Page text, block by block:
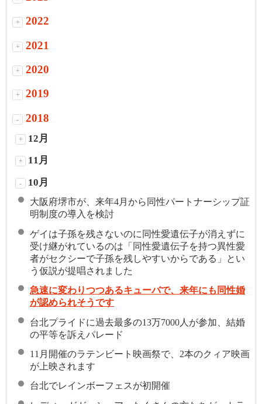
+ 2022
+ 2021
+ 2020
+ 2019
- 2018
+ 12月
+ 11月
- 10月
大阪府堺市が、来年4月から同性パートナーシップ証
明制度の導入を検討
ゲイは子孫を残さないのに同性愛遺伝子が消えずに
受け継がれているのは「同性愛遺伝子を持つ異性愛
者がセクシーで子孫を残しやすいからである」とい
う仮説が提唱されました
急速に変わりつつあるキューバで、来年にも同性婚
が認められそうです
台北プライドに過去最多の13万7000人が参加、結婚
の平等を訴えパレード
11月開催のラテンビート映画祭で、2本のクィア映画
が上映されます
台北でレインボーフェスが初開催